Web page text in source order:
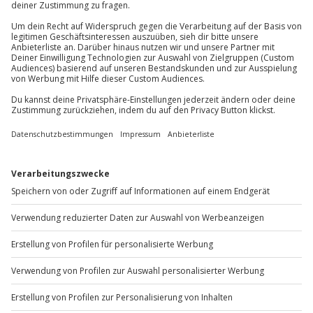
Du erreichst uns telefonisch zu folgenden Zeiten,
außer an bundesweiten Feiertagen:
Mo-Fr: 8-20 Uhr | Sa: 10-16 Uhr
Du möchtest als Firma bestellen?
Mo-Fr: 9-17 Uhr
b2b@jochen-schweizer.de
www.b2b.jochen-schweizer.de/
Artikelnummer: 39903